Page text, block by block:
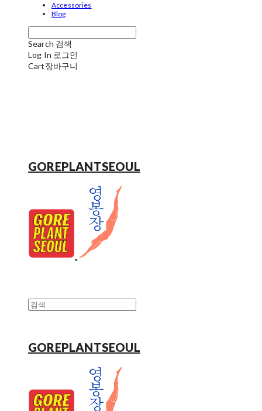
Accessories
Blog
Search 검색
Log In 로그인
Cart장바구니
GOREPLANTSEOUL
GOREPLANTSEOUL